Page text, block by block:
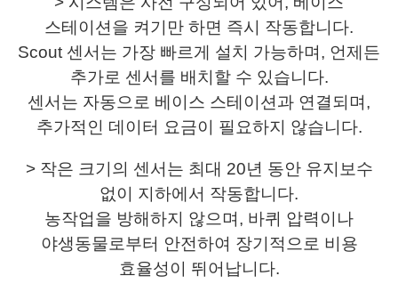
스테이션을 켜기만 하면 즉시 작동합니다.
Scout 센서는 가장 빠르게 설치 가능하며, 언제든
추가로 센서를 배치할 수 있습니다.
센서는 자동으로 베이스 스테이션과 연결되며,
추가적인 데이터 요금이 필요하지 않습니다.
> 작은 크기의 센서는 최대 20년 동안 유지보수
없이 지하에서 작동합니다.
농작업을 방해하지 않으며, 바퀴 압력이나
야생동물로부터 안전하여 장기적으로 비용
효율성이 뛰어납니다.